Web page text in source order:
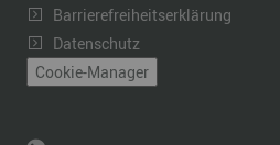
Barrierefreiheitserklärung
Datenschutz
Cookie-Manager